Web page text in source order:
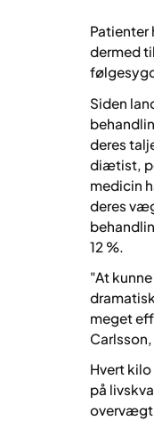
Patienter
dermed
Siden
deres
diætist,
medicin
deres
12 %.
"At
meget
Hvert
på
overvægt